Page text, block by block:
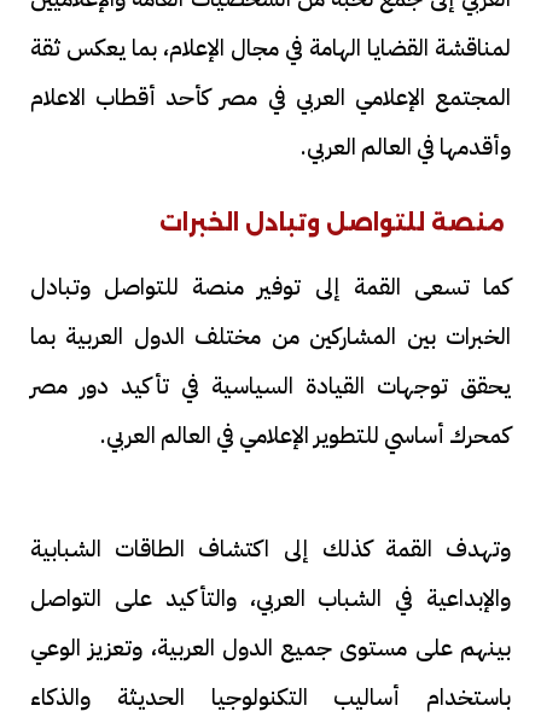
لمناقشة القضايا الهامة في مجال الإعلام، بما يعكس ثقة
المجتمع الإعلامي العربي في مصر كأحد أقطاب الاعلام
وأقدمها في العالم العربي.
منصة للتواصل وتبادل الخبرات
كما تسعى القمة إلى توفير منصة للتواصل وتبادل
الخبرات بين المشاركين من مختلف الدول العربية بما
يحقق توجهات القيادة السياسية في تأكيد دور مصر
كمحرك أساسي للتطوير الإعلامي في العالم العربي.
وتهدف القمة كذلك إلى اكتشاف الطاقات الشبابية
والإبداعية في الشباب العربي، والتأكيد على التواصل
بينهم على مستوى جميع الدول العربية، وتعزيز الوعي
باستخدام أساليب التكنولوجيا الحديثة والذكاء